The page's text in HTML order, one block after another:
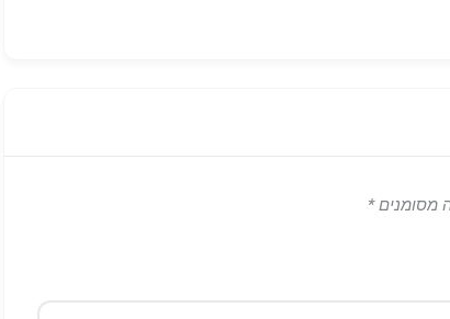
מסומנים*